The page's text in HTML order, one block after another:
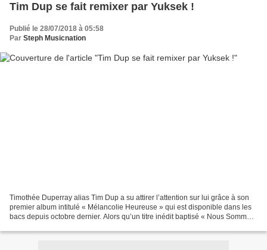
Tim Dup se fait remixer par Yuksek !
Publié le 28/07/2018 à 05:58
Par Steph Musicnation
Timothée Duperray alias Tim Dup a su attirer l’attention sur lui grâce à son
premier album intitulé « Mélancolie Heureuse » qui est disponible dans les
bacs depuis octobre dernier. Alors qu’un titre inédit baptisé « Nous Sommes